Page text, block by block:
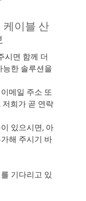
케이블 산
시면 함께 더
능한 솔루션을
메일 주소 또
저희가 곧 연락
있으시면, 아
해 주시기 바
기다리고 있